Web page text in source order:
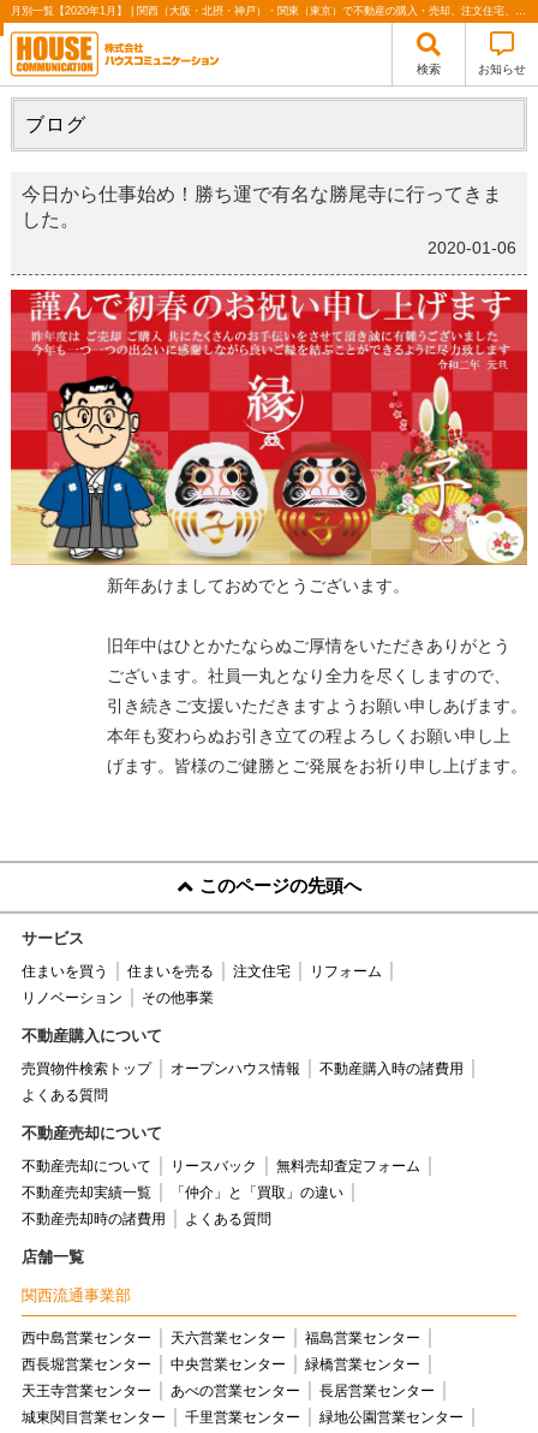
月別一覧【2020年1月】 | 関西（大阪・北摂・神戸）・関東（東京）で不動産の購入・売却、注文住宅、リノベーションの事なら株式会社ハウスコミュニケーション
検索 お知らせ
ブログ
今日から仕事始め！勝ち運で有名な勝尾寺に行ってきま
した。
2020-01-06
新年あけましておめでとうございます。
旧年中はひとかたならぬご厚情をいただきありがとう
ございます。社員一丸となり全力を尽くしますので、
引き続きご支援いただきますようお願い申しあげます。
本年も変わらぬお引き立ての程よろしくお願い申し上
げます。皆様のご健勝とご発展をお祈り申し上げます。
このページの先頭へ
サービス
住まいを買う 住まいを売る 注文住宅
リフォーム
リノベーション
その他事業
不動産購入について
売買物件検索トップ オープンハウス情報
不動産購入時の諸費用
よくある質問
不動産売却について
不動産売却について リースバック
無料売却査定フォーム
不動産売却実績一覧
「仲介」と「買取」の違い
不動産売却時の諸費用
よくある質問
店舗一覧
関西流通事業部
西中島営業センター 天六営業センター
福島営業センター
西長堀営業センター
中央営業センター
緑橋営業センター
天王寺営業センター
あべの営業センター
長居営業センター
城東関目営業センター
千里営業センター
緑地公園営業センター